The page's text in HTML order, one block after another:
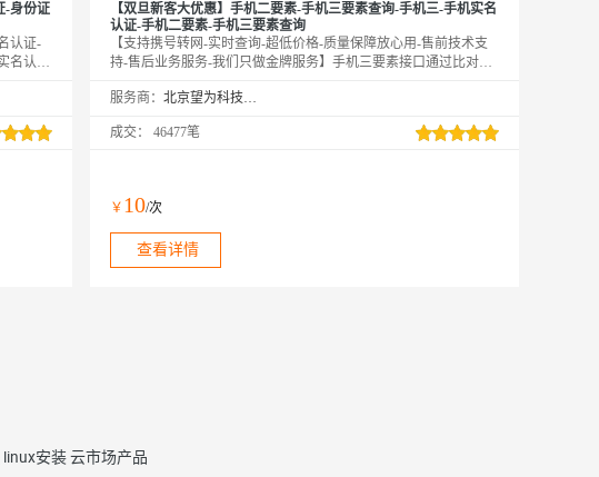
-身份证
认证-
名认
时校验
售后—
【双旦新客大优惠】手机二要素-手机三要素查询-手机三-手机实名
认证-手机二要素-手机三要素查询
【支持携号转网-实时查询-超低价格-质量保障放心用-售前技术支
持-售后业务服务-我们只做金牌服务】手机三要素接口通过比对姓
时使用手机三要素实名接口与手机二要素实名接口。【手机三要素
素-手机三要素核验-手机三要素-手机二要素-手机三要素-手机二要
服务商： 北京望为科技有限公司
成交： 46477笔
￥ 10/次
查看详情
linux安装云市场产品